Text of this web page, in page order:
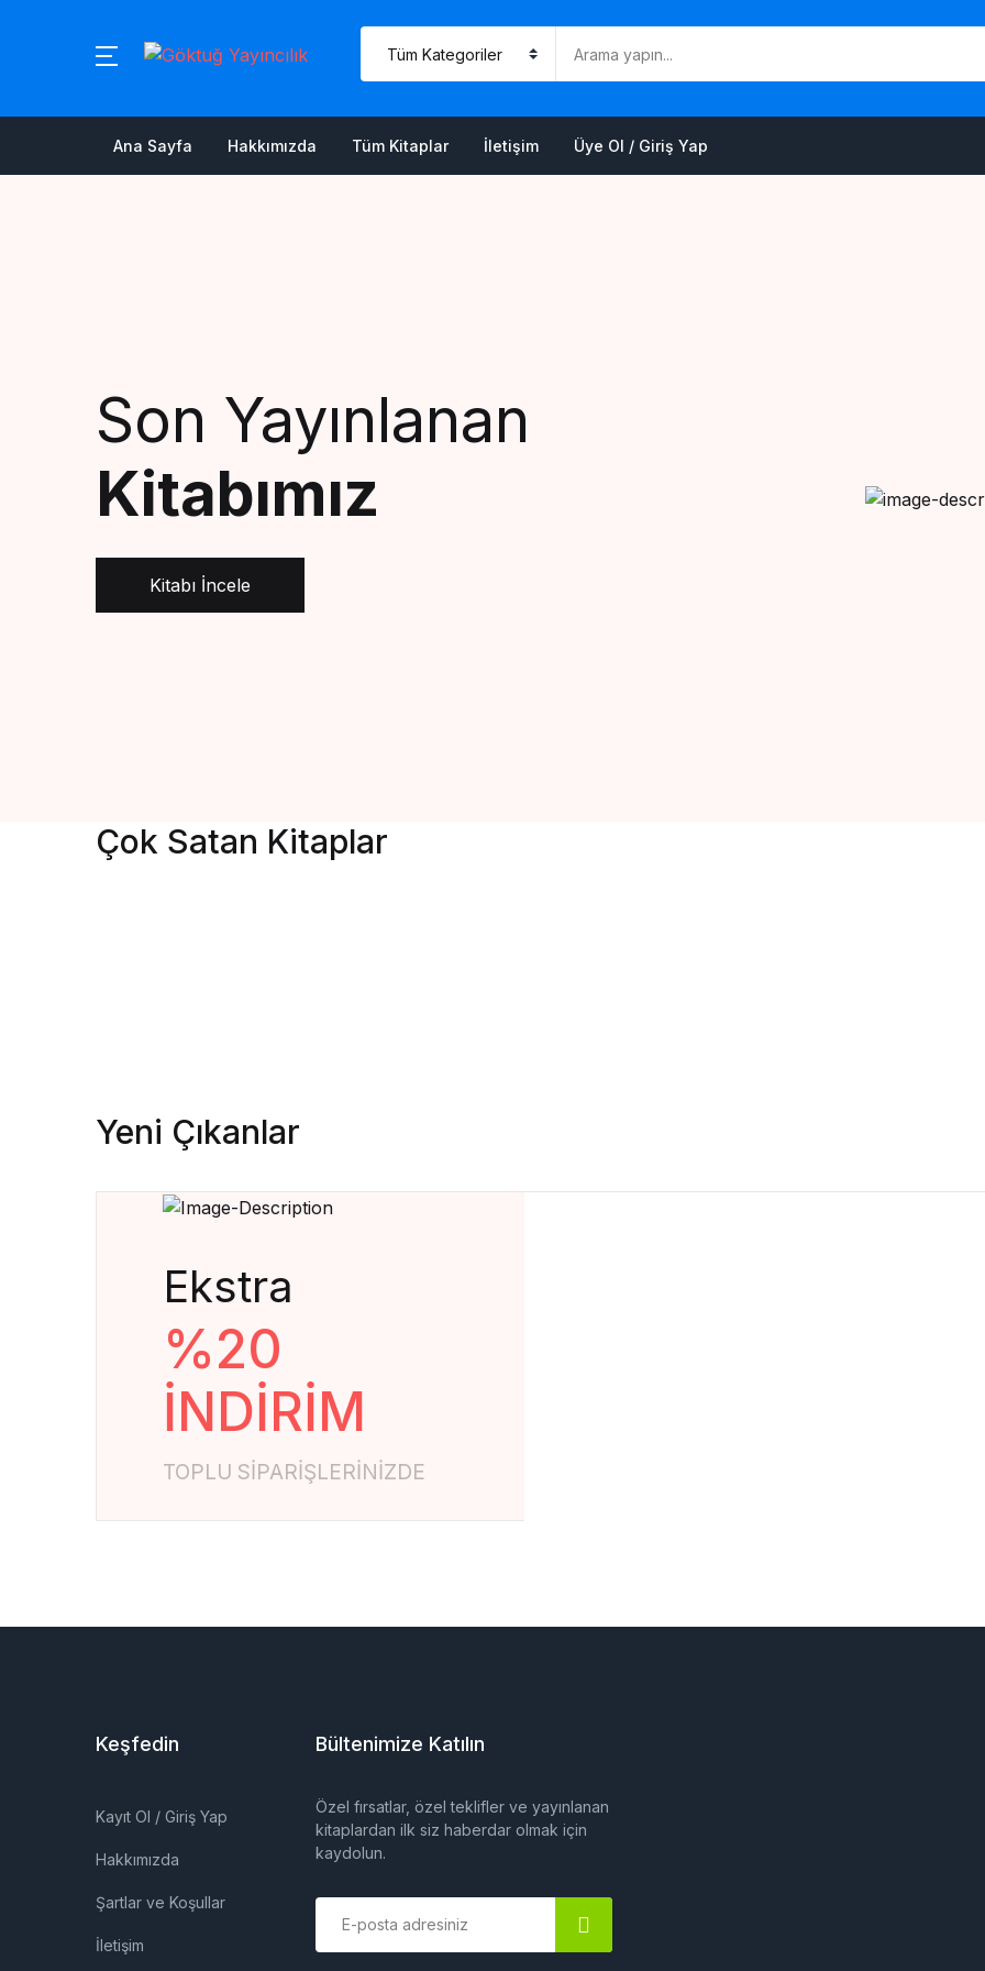
Ana Sayfa Hakkımızda Tüm Kitaplar İletişim Üye Ol / Giriş Yap
HesabımSon Yayınlanan
Kitabımız
Kitabı İncele
Çok Satan Kitaplar
Yeni Çıkanlar
Ekstra
%20
İNDİRİM
TOPLU SIPARIŞLERINIZDE
Keşfedin
Kayıt Ol / Giriş Yap
Hakkımızda
Şartlar ve Koşullar
İletişim
Bültenimize Katılın
Özel fırsatlar, özel teklifler ve yayınlanan
kitaplardan ilk siz haberdar olmak için
kaydolun.
E
a